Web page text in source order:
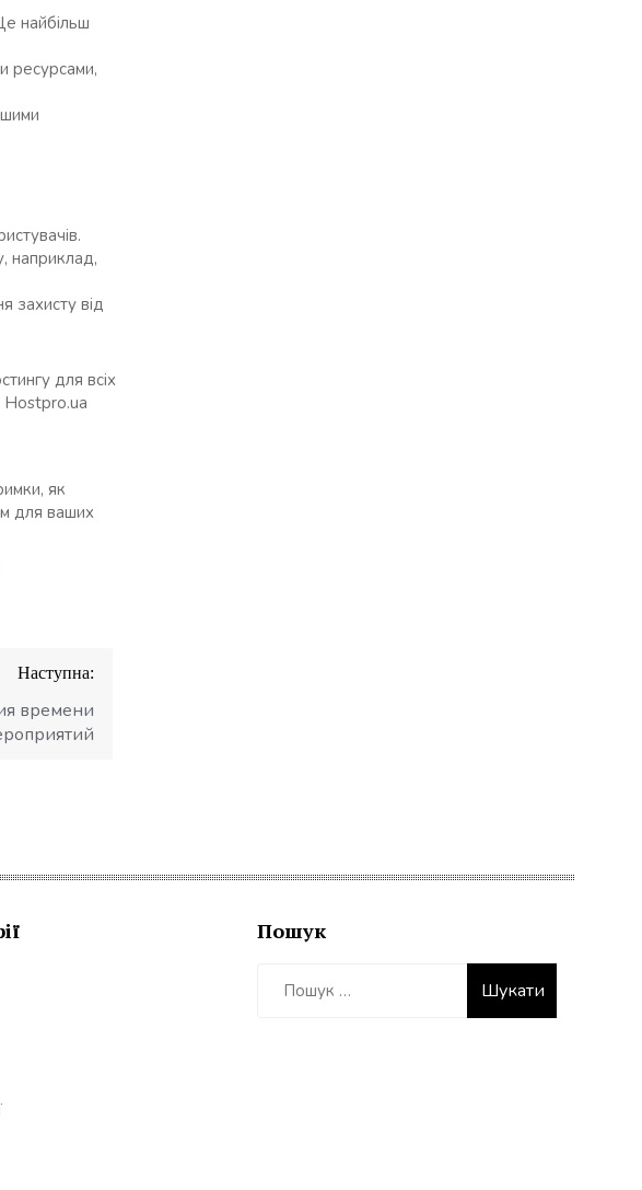
найбільш
ресурсами,
наприклад,
захисту від
для всіх
Hostpro.ua
як
для ваших
Наступна:
времени
Пошук